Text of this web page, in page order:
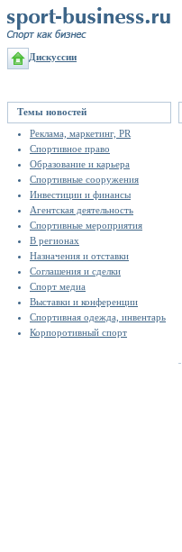
Дискуссии
Темы новостей
Реклама, маркетинг, PR
Спортивное право
Образование и карьера
Спортивные сооружения
Инвестиции и финансы
Агентская деятельность
Спортивные мероприятия
В регионах
Назначения и отставки
Соглашения и сделки
Спорт медиа
Выставки и конференции
Спортивная одежда, инвентарь
Корпоротивный спорт